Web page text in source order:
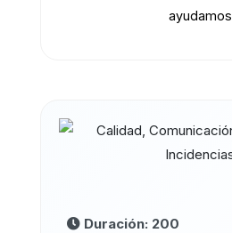
Duración: 200
ayudamos